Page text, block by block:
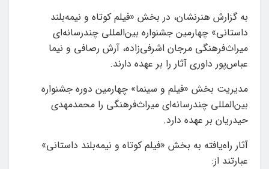
به گزارش هنرنشان، در بخش «فیلم کوتاه و نیمه‌بلند
داستانی» چهارمین جشنواره بین‌المللی چندرسانه‌ای
میراث‌فرهنگی مرجان اشرفی‌زاده، آرش رصافی و نیما
عباس‌پور داوری آثار را بر عهده دارند.
مدیریت بخش «فیلم و سینما» چهارمین دوره جشنواره
بین‌المللی چندرسانه‌ای میراث‌فرهنگی را محمدمهدی
حیدریان بر عهده دارد.
آثار راه‌یافته به بخش «فیلم کوتاه و نیمه‌بلند داستانی»
عبارتند از: